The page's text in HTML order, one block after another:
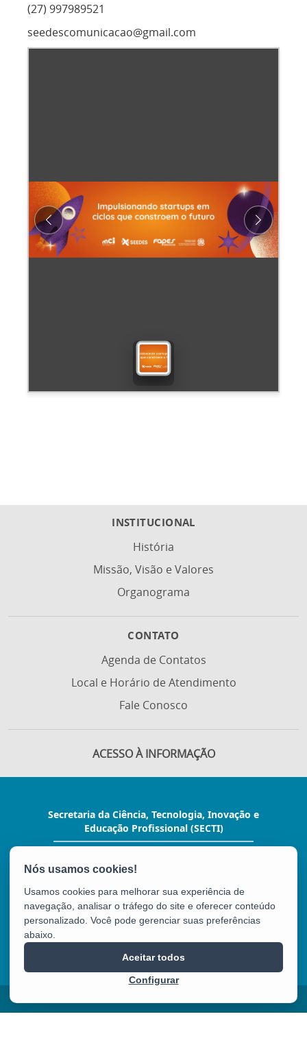
(27) 997989521
seedescomunicacao@gmail.com
Previous Next
INSTITUCIONAL
História
Missão, Visão e Valores
Organograma
CONTATO
Agenda de Contatos
Local e Horário de Atendimento
Fale Conosco
ACESSO À INFORMAÇÃO
Secretaria da Ciência, Tecnologia, Inovação e
Educação Profissional (SECTI)
CEP: 29066-380 - Vitória / ES
E-mail:gabinete@secti.es.gov.br
Usamos cookies para melhorar sua experiência de
navegação, analisar o tráfego do site e oferecer conteúdo
personalizado. Você pode gerenciar suas preferências
abaixo.
Configurar
Aceitar todos